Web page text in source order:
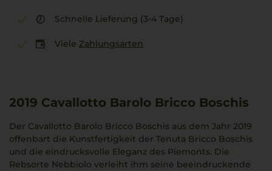
Schnelle Lieferung (3-4 Tage)
Viele Zahlungsarten
2019 Cavallotto Barolo Bricco Boschis
Der Cavallotto Barolo Bricco Boschis aus dem Jahr 2019
offenbart die Kunstfertigkeit der Tenuta Bricco Boschis
und die eindrucksvolle Eleganz des Piemonts. Die
Rebsorte Nebbiolo verleiht ihm seine beeindruckende